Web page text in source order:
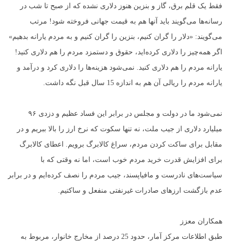
فقط یک قلم برق، گاز و بنزین هنوز دلاری نشده که از صبح تا شب در
رسانه‌ها می‌گویند باید آنها هم به قیمت جهانی فروخته شود! مرتب
می‌گویند: «دلار را گران کنیم، بنزین را گران کنیم و به مردم یارانه بدهیم»
اگر همه‌چیز را دلاری کرده‌اید، حقوق و دستمزد مردم را هم دلاری کنید!
یارانه مردم را هم دلاری کنید. نمی‌شود هزینه‌ها را دلاری کرد و درآمد و
یارانه مردم را ریالی آن هم به اندازه 15 سال قبل نگه داشت.
نمی‌شود ما در دولت و مجلس در برابر این فساد عظیم و دزدی ۹۶
میلیارد دلاری از جیب ملت، نه تنها سکوت که نرخ ارز را بالا ببریم و در
مقابل برای ساکت کردن مردم، سراغ کالابرگ برویم. اعطای کالابرگ
برای افزایش قدرت خرید مردم خوب است، اما نه وقتی که با
سیاست‌های نادرست و مافیاپسند، جیب مردم را نصف کرده‌ایم و در برابر
عدم بازگشت ارزهای صادرات غیرنفتی منفعل و ساکتیم.
همکاران معزز
طبق اطلاعات مرکز آمار، حدود 25 درصد از مخارج خانوار، مربوط به